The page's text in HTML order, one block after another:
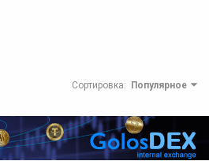
Сортировка: Популярное